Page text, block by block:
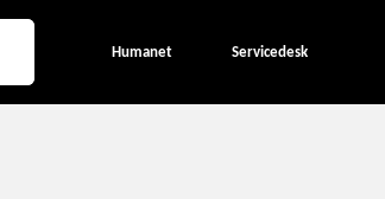
Humanet Servicedesk